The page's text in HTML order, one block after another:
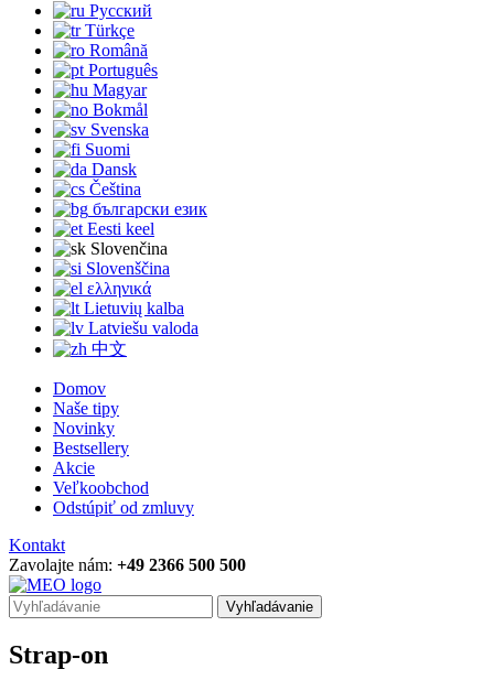
Русский
Türkçe
Română
Português
Magyar
Bokmål
Svenska
Suomi
Dansk
Čeština
български език
Eesti keel
Slovenčina
Slovenščina
ελληνικά
Lietuvių kalba
Latviešu valoda
中文
Domov
Naše tipy
Novinky
Bestsellery
Akcie
Veľkoobchod
Odstúpiť od zmluvy
Kontakt
Zavolajte nám: +49 2366 500 500
Vyhľadávanie
Strap-on